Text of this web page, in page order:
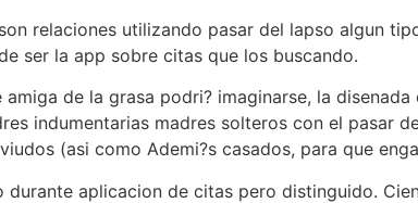
relaciones utilizando pasar del lapso algun
ser la app sobre citas que los buscando.
de la grasa podri? imaginarse, la
indumentarias madres solteros con el pasar
(asi­ como Ademi?s casados, para que
aplicacion de citas pero distinguido.